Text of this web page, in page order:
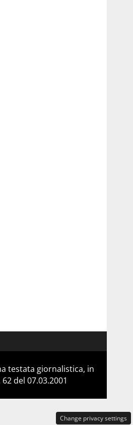
testata giornalistica, in
del 07.03.2001
Change privacy settings